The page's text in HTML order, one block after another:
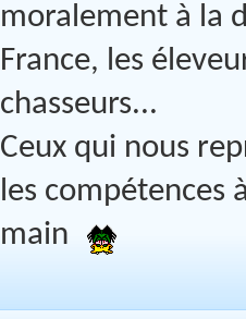
moralement à la
France, les
chasseurs...
Ceux qui nous
les compétences
main